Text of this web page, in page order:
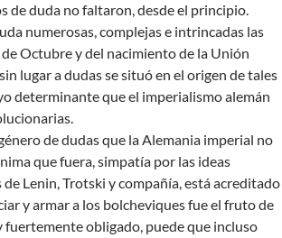
de duda no faltaron, desde el principio.
numerosas, complejas e intrincadas las
Octubre y del nacimiento de la Unión
lugar a dudas se situó en el origen de tales
determinante que el imperialismo alemán
de dudas que la Alemania imperial no
que fuera, simpatía por las ideas
Lenin, Trotski y compañía, está acreditado
y armar a los bolcheviques fue el fruto de
obligado, puede que incluso